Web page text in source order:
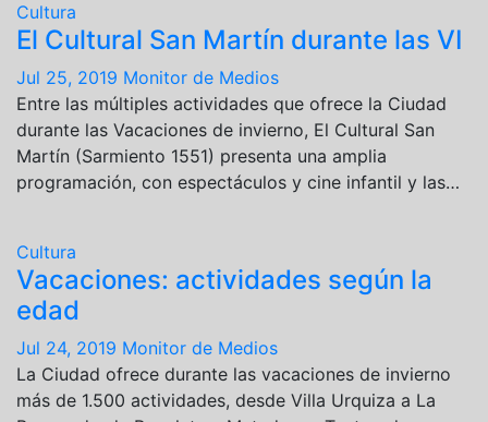
Cultura
El Cultural San Martín durante las VI
Jul 25, 2019 Monitor de Medios
Entre las múltiples actividades que ofrece la Ciudad
durante las Vacaciones de invierno, El Cultural San
Martín (Sarmiento 1551) presenta una amplia
programación, con espectáculos y cine infantil y las…
Cultura
Vacaciones: actividades según la
edad
Jul 24, 2019 Monitor de Medios
La Ciudad ofrece durante las vacaciones de invierno
más de 1.500 actividades, desde Villa Urquiza a La